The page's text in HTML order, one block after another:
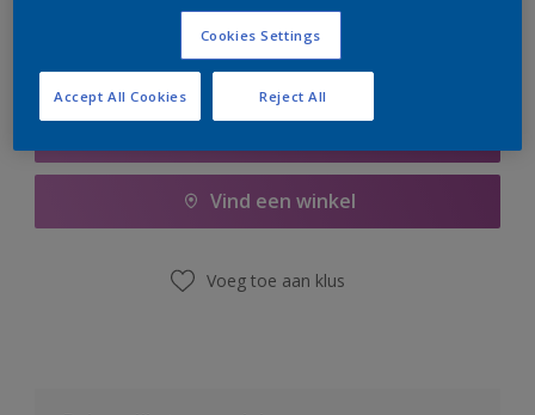
Vind een winkel
Voeg toe aan klus
Cookies Settings
Reject All
Accept All Cookies